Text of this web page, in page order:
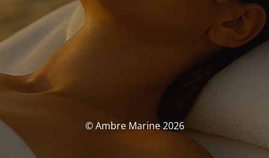
© Ambre Marine 2026